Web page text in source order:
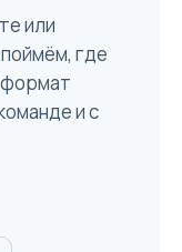
или
где
и с